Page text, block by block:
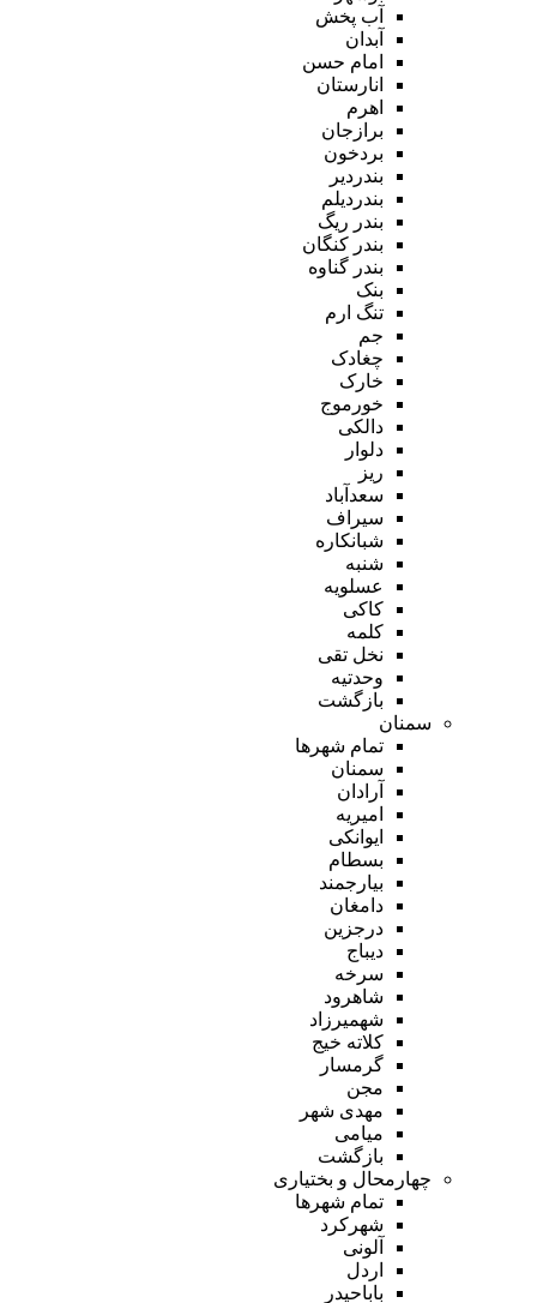
آب پخش
آبدان
امام حسن
انارستان
اهرم
برازجان
بردخون
بندردیر
بندردیلم
بندر ریگ
بندر کنگان
بندر گناوه
بنک
تنگ ارم
جم
چغادک
خارک
خورموج
دالکی
دلوار
ریز
سعدآباد
سیراف
شبانکاره
شنبه
عسلویه
کاکی
کلمه
نخل تقی
وحدتیه
بازگشت
سمنان
تمام شهر‌ها
سمنان
آرادان
امیریه
ایوانکی
بسطام
بیارجمند
دامغان
درجزین
دیباج
سرخه
شاهرود
شهمیرزاد
کلاته خیج
گرمسار
مجن
مهدی شهر
میامی
بازگشت
چهارمحال و بختیاری
تمام شهر‌ها
شهرکرد
آلونی
اردل
باباحیدر